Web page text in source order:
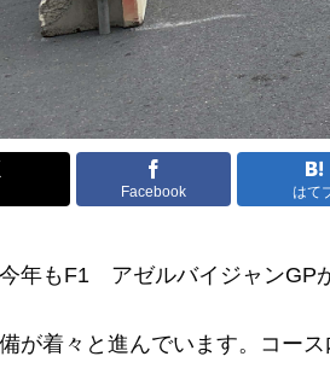
Facebook はて
年もF1 アゼルバイジャンGP
が着々と進んでいます。コー